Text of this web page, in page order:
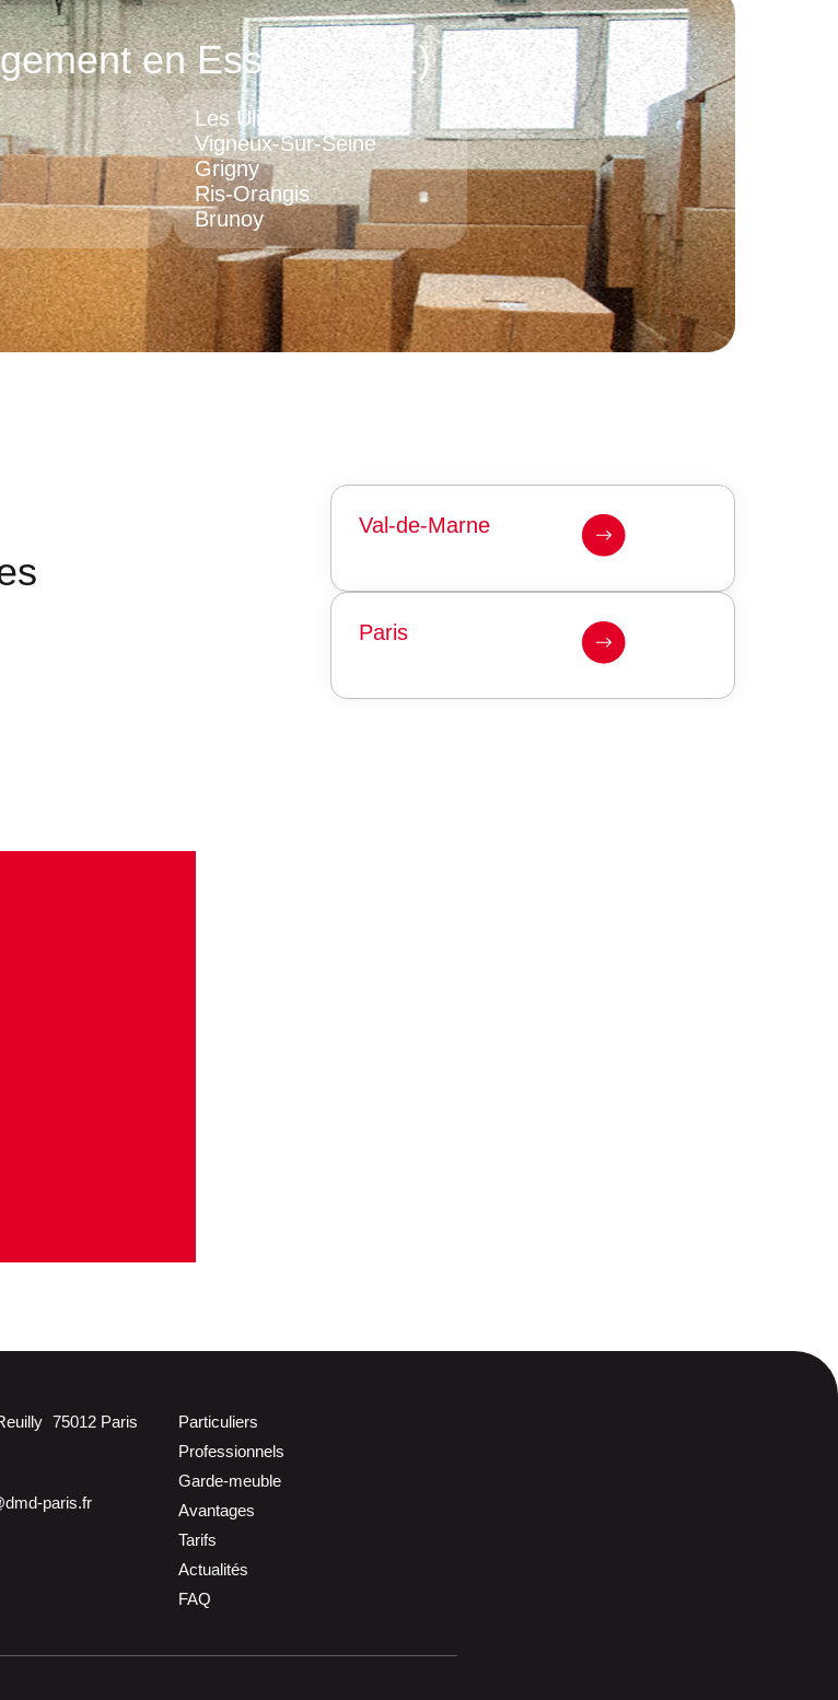
en Essonne (91)
Les Ulis
Vigneux-Sur-Seine
Grigny
Ris-Orangis
Brunoy
Val-de-Marne
Paris
75012 Paris
paris.fr
Particuliers
Professionnels
Garde-meuble
Avantages
Tarifs
Actualités
FAQ